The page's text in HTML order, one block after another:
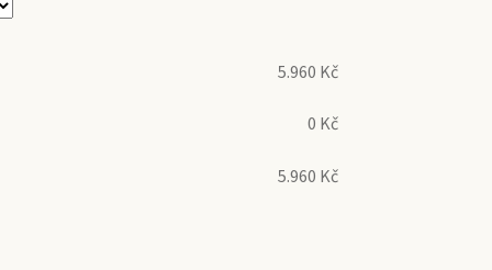
5.960 Kč
0 Kč
5.960 Kč